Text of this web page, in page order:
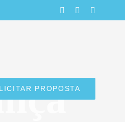
LinkedInFacebook
PROPOSTA